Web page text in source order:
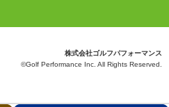
株式会社ゴルフパフォーマンス
©Golf Performance Inc. All Rights Reserved.